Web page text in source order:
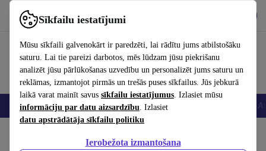
Sīkfailu iestatījumi
Mūsu sīkfaili galvenokārt ir paredzēti, lai rādītu jums atbilstošāku
saturu. Lai tie pareizi darbotos, mēs lūdzam jūsu piekrišanu
analizēt jūsu pārlūkošanas uzvedību un personalizēt jums saturu un
reklāmas, izmantojot pirmās un trešās puses sīkfailus. Jūs jebkurā
laikā varat mainīt savus sīkfailu iestatījumus. Izlasiet mūsu
informāciju par datu aizsardzību. Izlasiet
datu apstrādātāja sīkfailu politiku
Ierobežota izmantošana
Izmantojiet refurbed ātri un viegli
Viedtālruņi Portatīvie datori Planšetes Viedpulksteņi